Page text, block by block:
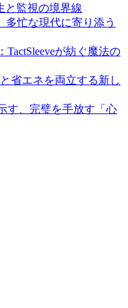
と監視の境界線
多忙な現代に寄り添う
TactSleeveが紡ぐ魔法の
省エネを両立する新し
す、完璧を手放す「心